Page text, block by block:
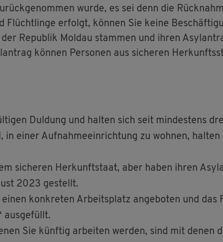
wurde, es sei denn die
Flücht­lin­ge er­folgt, kön­nen Sie keine
Re­pu­blik Mol­dau stam­men und ihren
kön­nen Per­so­nen aus si­che­ren
Dul­dung und hal­ten sich seit min­des­tens
in einer Auf­nah­me­ein­rich­tung zu woh­nen,
si­che­ren Her­kunft­staat, aber haben ihren
2023 ge­stellt.
kon­kre­ten Ar­beits­platz an­ge­bo­ten und das
aus­ge­füllt.
Sie künf­tig ar­bei­ten wer­den, sind mit denen